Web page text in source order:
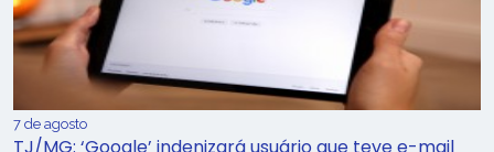
7 de agosto
TJ/MG: ‘Google’ indenizará usuário que teve e-mail